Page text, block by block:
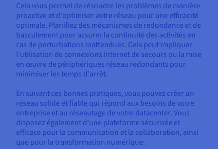
Cela vous permet de résoudre les problèmes de manière
proactive et d'optimiser votre réseau pour une efficacité
optimale. Planifiez des mécanismes de redondance et de
basculement pour assurer la continuité des activités en
cas de perturbations inattendues. Cela peut impliquer
l'utilisation de connexions Internet de secours ou la mise
en œuvre de périphériques réseau redondants pour
minimiser les temps d'arrêt.
En suivant ces bonnes pratiques, vous pouvez créer un
réseau solide et fiable qui répond aux besoins de votre
entreprise et au réseautage de votre datacenter. Vous
disposez également d'une plateforme sécurisée et
efficace pour la communication et la collaboration, ainsi
que pour la transformation numérique.